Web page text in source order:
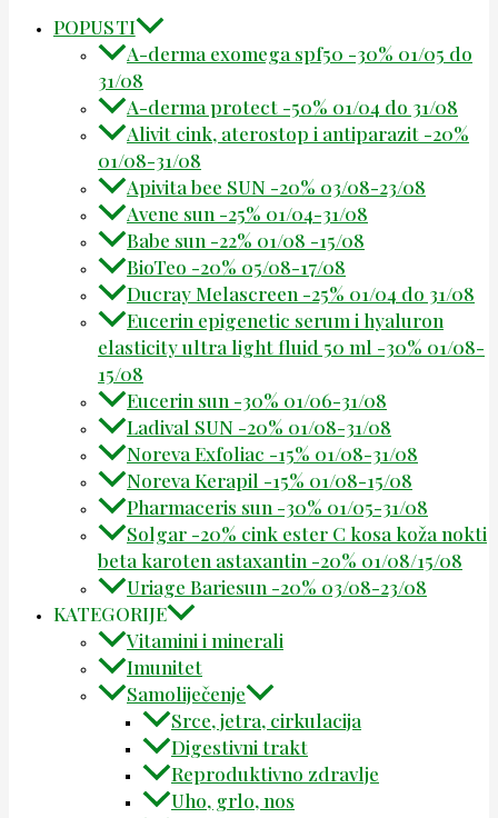
POPUSTI
A-derma exomega spf50 -30% 01/05 do
31/08
A-derma protect -50% 01/04 do 31/08
Alivit cink, aterostop i antiparazit -20%
01/08-31/08
Apivita bee SUN -20% 03/08-23/08
Avene sun -25% 01/04-31/08
Babe sun -22% 01/08 -15/08
BioTeo -20% 05/08-17/08
Ducray Melascreen -25% 01/04 do 31/08
Eucerin epigenetic serum i hyaluron
elasticity ultra light fluid 50 ml -30% 01/08-
15/08
Eucerin sun -30% 01/06-31/08
Ladival SUN -20% 01/08-31/08
Noreva Exfoliac -15% 01/08-31/08
Noreva Kerapil -15% 01/08-15/08
Pharmaceris sun -30% 01/05-31/08
Solgar -20% cink ester C kosa koža nokti
beta karoten astaxantin -20% 01/08/15/08
Uriage Bariesun -20% 03/08-23/08
KATEGORIJE
Vitamini i minerali
Imunitet
Samoliječenje
Srce, jetra, cirkulacija
Digestivni trakt
Reproduktivno zdravlje
Uho, grlo, nos